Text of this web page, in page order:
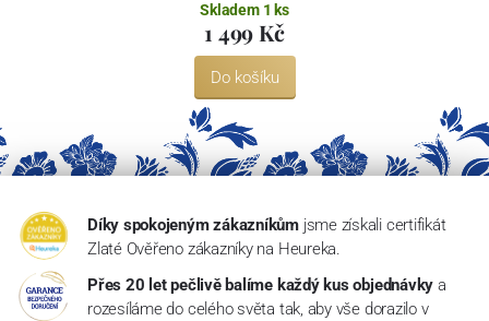
Skladem 1 ks
1 499 Kč
Do košíku
Díky spokojeným zákazníkům jsme získali certifikát
Zlaté Ověřeno zákazníky na Heureka.
Přes 20 let pečlivě balíme každý kus objednávky a
rozesíláme do celého světa tak, aby vše dorazilo v